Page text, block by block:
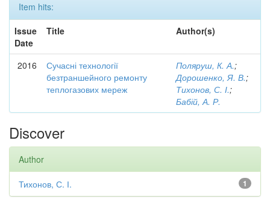
Item hits:
Issue
Date
Title Author(s)
2016
Сучасні технології
безтраншейного ремонту
теплогазових мереж
Поляруш, К. А.;
Дорошенко, Я. В.;
Тихонов, С. І.;
Бабій, А. Р.
Discover
Author
1
Тихонов, С. І.